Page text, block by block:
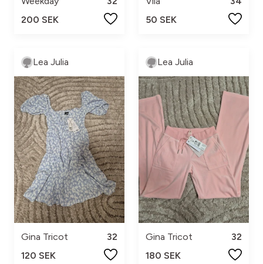
200 SEK
50 SEK
Lea Julia
Gina Tricot
32
120 SEK
Lea Julia
Gina Tricot
32
180 SEK